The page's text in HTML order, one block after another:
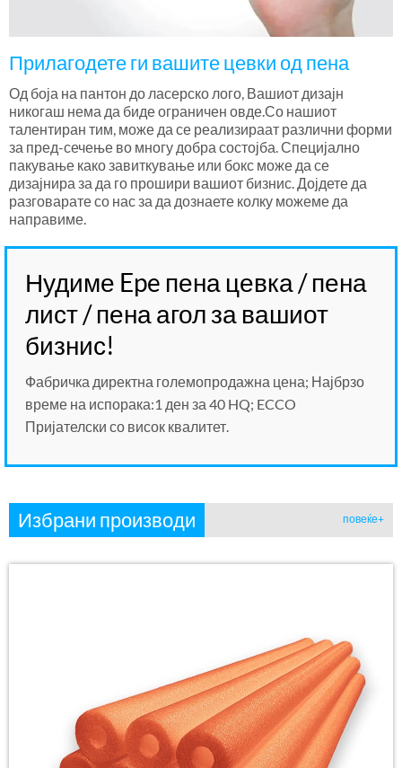
Прилагодете ги вашите цевки од пена
Од боја на пантон до ласерско лого, Вашиот дизајн
никогаш нема да биде ограничен овде.Со нашиот
талентиран тим, може да се реализираат различни форми
за пред-сечење во многу добра состојба. Специјално
пакување како завиткување или бокс може да се
дизајнира за да го прошири вашиот бизнис. Дојдете да
разговарате со нас за да дознаете колку можеме да
направиме.
Нудиме Epe пена цевка / пена
лист / пена агол за вашиот
бизнис!
Фабричка директна големопродажна цена; Најбрзо
време на испорака:1 ден за 40 HQ; ECCO
Пријателски со висок квалитет.
Избрани производи повеќе+